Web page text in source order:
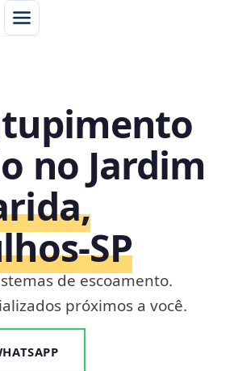
no Jardim
de escoamento.
próximos a você.